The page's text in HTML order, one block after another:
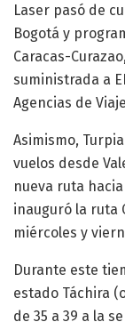
Laser pasó de
Bogotá y
Caracas-
suministrada a
Agencias de
Asimismo,
vuelos desde
nueva ruta
inauguró la ruta
miércoles y
Durante este
estado Táchira
de 35 a 39 a la